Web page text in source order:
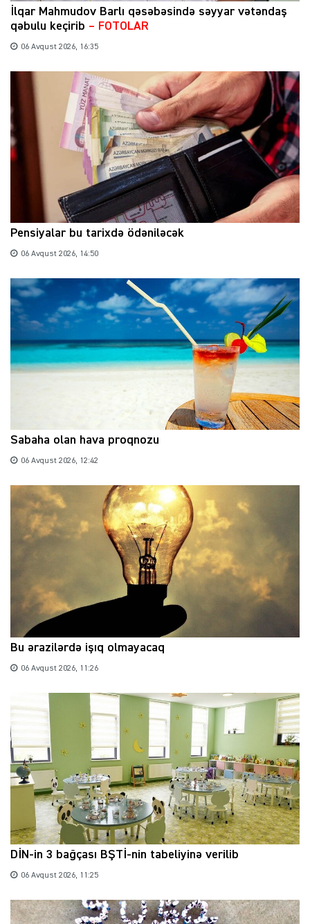
İlqar Mahmudov Barlı qəsəbəsində səyyar vətəndaş
qəbulu keçirib – FOTOLAR
06 Avqust 2026, 16:35
Pensiyalar bu tarixdə ödəniləcək
06 Avqust 2026, 14:50
Sabaha olan hava proqnozu
06 Avqust 2026, 12:42
Bu ərazilərdə işıq olmayacaq
06 Avqust 2026, 11:26
DİN-in 3 bağçası BŞTİ-nin tabeliyinə verilib
06 Avqust 2026, 11:25